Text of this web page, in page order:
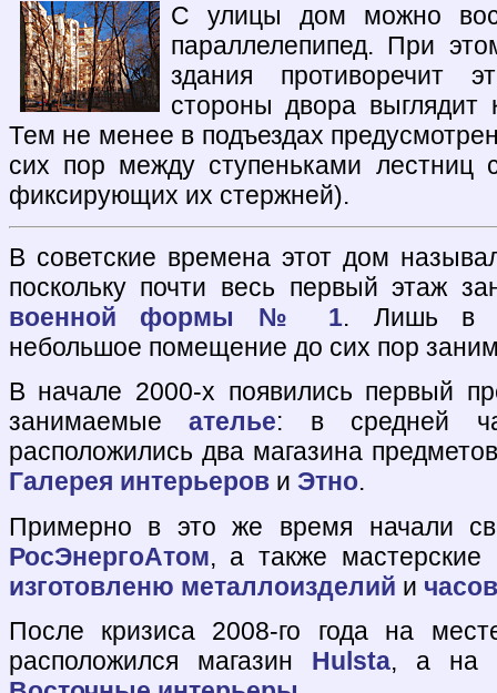
С улицы дом можно
параллелепипед. При
здания противоречит
стороны двора выглядит
Тем не менее в подъездах
сих пор между ступеньками лестниц
фиксирующих их стержней).
В советские времена этот дом
поскольку почти весь первый этаж
военной формы № 1. Лишь в
небольшое помещение до сих пор
В начале 2000-х появились первый
занимаемые ателье: в средней
расположились два магазина
Галерея интерьерови Этно.
Примерно в это же время начали
РосЭнергоАтом, а также мастерские
изготовленю металлоизделий и
После кризиса 2008-го года на
расположился магазин Hulsta, а на